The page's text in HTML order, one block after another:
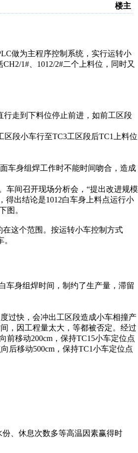
楼主
做为主程序控制系统，实行运转小
1#、1012/2#二个上料位，同时又
走到下料位停止前进，如前工区段
段小车行至TC3工区段后TC1上料位
车身组焊工作时不能时间吻合，造成
车间召开现场分析会，“提出改进规模
得出结论是1012白车身上料点运行小
图。
这个范围。按运转小车控制方式
身组焊时间，制约了生产量，滞留
过快，会冲出工区段造成小车相撞产
，因工程量太大，等都被否定。经过
前移动200cm，保持TC15小车定位点
后移动500cm，保持TC1小车定位点
、休息次数多等高温因素赢得时